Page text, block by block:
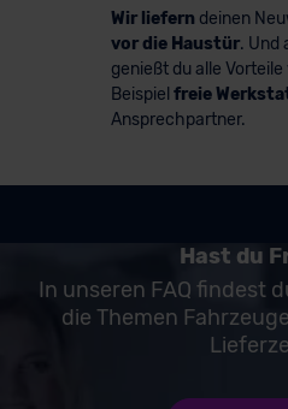
Wir liefern deinen
vor die Haustür. Und
genießt du alle
Beispiel freie
Ansprechpartner.
Hast du
In unseren FAQ findest
die Themen